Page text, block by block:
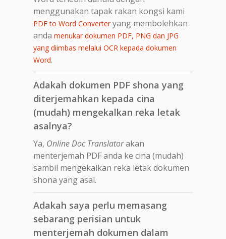
menggunakan tapak rakan kongsi kami
PDF to Word Converteryang membolehkan
anda menukar dokumen PDF, PNG dan JPG
yang diimbas melalui OCR kepada dokumen
Word.
Adakah dokumen PDF shona yang
diterjemahkan kepada cina
(mudah) mengekalkan reka letak
asalnya?
Ya, Online Doc Translatorakan
menterjemah PDF anda ke cina (mudah)
sambil mengekalkan reka letak dokumen
shona yang asal.
Adakah saya perlu memasang
sebarang perisian untuk
menterjemah dokumen dalam